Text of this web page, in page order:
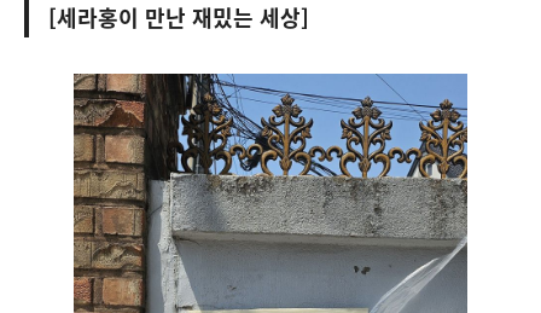
[세라홍이 만난 재밌는 세상]